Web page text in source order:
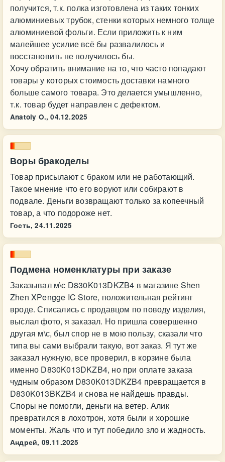
получится, т.к. полка изготовлена из таких тонких
алюминиевых трубок, стенки которых немного толще
алюминиевой фольги. Если приложить к ним
малейшее усилие всё бы развалилось и
восстановить не получилось бы.
Хочу обратить внимание на то, что часто попадают
товары у которых стоимость доставки намного
больше самого товара. Это делается умышленно,
т.к. товар будет направлен с дефектом.
Anatoly O., 04.12.2025
Воры бракоделы
Товар присылают с браком или не работающий.
Такое мнение что его воруют или собирают в
подвале. Деньги возвращают только за копеечный
товар, а что подороже нет.
Гость, 24.11.2025
Подмена номенклатуры при заказе
Заказывал м\с D830K013DKZB4 в магазине Shen
Zhen XPengge IC Store, положительная рейтинг
вроде. Списались с продавцом по поводу изделия,
выслал фото, я заказал. Но пришла совершенно
другая м\с, был спор не в мою пользу, сказали что
типа вы сами выбрали такую, вот заказ. Я тут же
заказал нужную, все проверил, в корзине была
именно D830K013DKZB4, но при оплате заказа
чудным образом D830K013DKZB4 превращается в
D830K013BKZB4 и снова не найдешь правды.
Споры не помогли, деньги на ветер. Алик
превратился в лохотрон, хотя были и хорошие
моменты. Жаль что и тут победило зло и жадность.
Андрей, 09.11.2025